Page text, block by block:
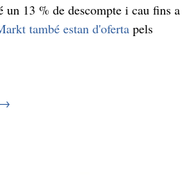
un 13 % de descompte i cau fins a
també estan d'ofertapels
→